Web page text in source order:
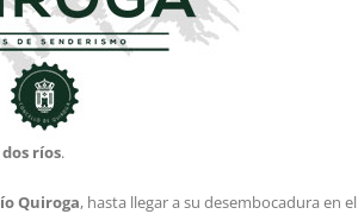
ríos.
Quiroga, hasta llegar a su desembocadura en el